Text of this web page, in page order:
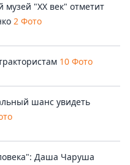
музей "ХХ век" отметит
2 Фото
10 Фото
шанс увидеть
Даша Чаруша